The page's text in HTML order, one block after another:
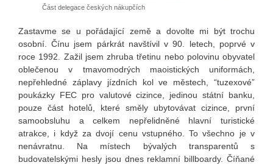
Část delegace českých nákupčích
Zastavme se u pořádající země a dovolte mi být trochu
osobní. Čínu jsem párkrát navštívil v 90. letech, poprvé v
roce 1992. Zažil jsem zhruba třetinu nebo polovinu obyvatel
oblečenou v tmavomodrých maoistických uniformách,
nepřehledné záplavy jízdních kol ve městech, “tuzexové”
poukázky FEC pro valutové cizince, jedinou státní banku,
pouze část hotelů, které směly ubytovávat cizince, první
samoobsluhu a celkem nepřelidněné hlavní turistické
atrakce, i když za dvojí cenu vstupného. To všechno je v
nenávratnu. Na místech bývalých transparentů s
budovatelskými hesly jsou dnes reklamní billboardy. Číňané